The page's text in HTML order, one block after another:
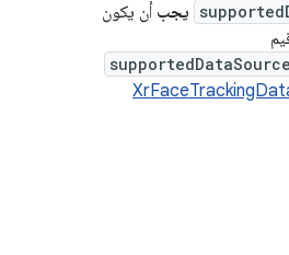
يجب أن يكون